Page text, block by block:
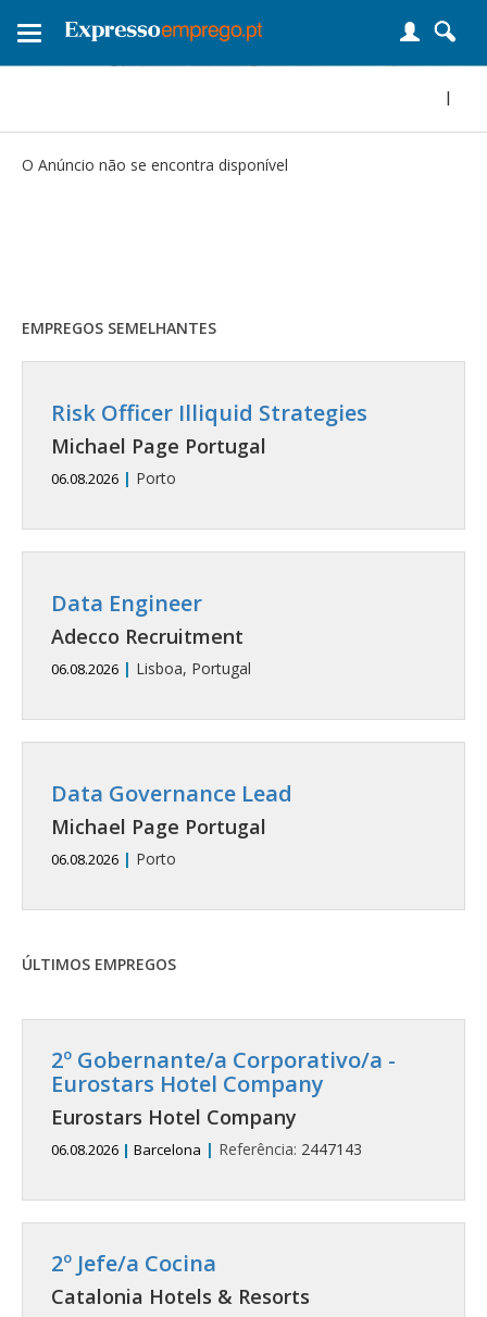
Toggle
|
O Anúncio não se encontra disponível
EMPREGOS SEMELHANTES
Risk Officer Illiquid Strategies
Michael Page Portugal
06.08.2026 | Porto
Data Engineer
Adecco Recruitment
06.08.2026 | Lisboa, Portugal
Data Governance Lead
Michael Page Portugal
06.08.2026 | Porto
ÚLTIMOS EMPREGOS
2º Gobernante/a Corporativo/a -
Eurostars Hotel Company
Eurostars Hotel Company
06.08.2026 | Barcelona | Referência: 2447143
2º Jefe/a Cocina
Catalonia Hotels & Resorts